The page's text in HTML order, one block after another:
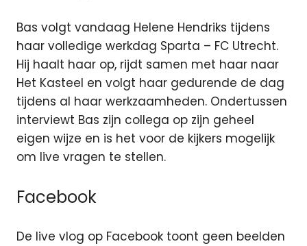
Bas volgt vandaag Helene Hendriks tijdens
haar volledige werkdag Sparta – FC Utrecht.
Hij haalt haar op, rijdt samen met haar naar
Het Kasteel en volgt haar gedurende de dag
tijdens al haar werkzaamheden. Ondertussen
interviewt Bas zijn collega op zijn geheel
eigen wijze en is het voor de kijkers mogelijk
om live vragen te stellen.
Facebook
De live vlog op Facebook toont geen beelden